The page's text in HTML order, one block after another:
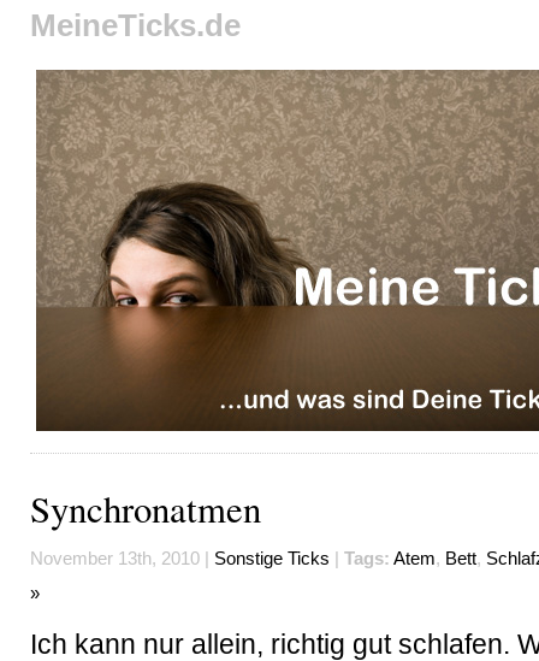
MeineTicks.de
Synchronatmen
November 13th, 2010 | Sonstige Ticks | Tags: Atem, Bett,
»
Ich kann nur allein, richtig gut schlafen.